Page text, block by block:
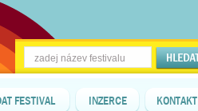
FESTIVAL INZERCE KONTAKT